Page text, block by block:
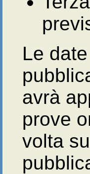
Le
avrà
prove
volta